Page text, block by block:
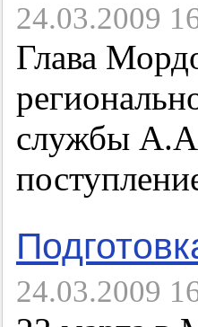
24.03.2009
Глава
службы
24.03.2009